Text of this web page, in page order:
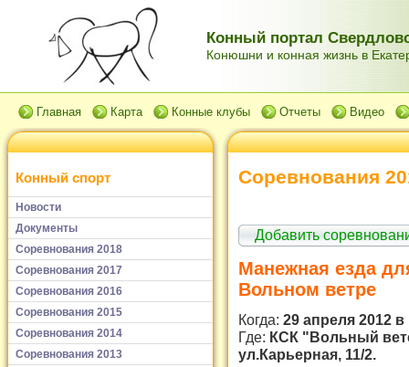
Конный портал
Конюшни и конная жизнь в
Главная Карта Конные клубы Отчеты Видео
Конный спорт
Новости
Документы
Соревнования 2018
Соревнования 2017
Соревнования 2016
Соревнования 2015
Соревнования 2014
Соревнования 2013
Соревнования
Добавить
Манежная езда
Вольном ветре
Когда: 29 апреля 2012 в
Где: КСК "Вольный
ул.Карьерная, 11/2.